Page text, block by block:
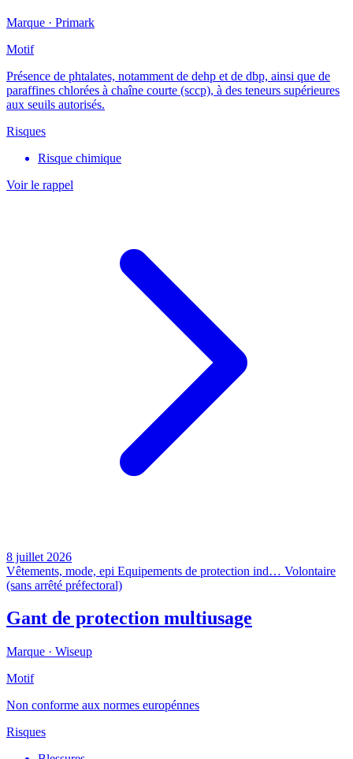
Marque · Primark
Motif
Présence de phtalates, notamment de dehp et de dbp, ainsi que de
paraffines chlorées à chaîne courte (sccp), à des teneurs supérieures
aux seuils autorisés.
Risques
Risque chimique
Voir le rappel
8 juillet 2026
Vêtements, mode, epi Equipements de protection ind… Volontaire
(sans arrêté préfectoral)
Gant de protection multiusage
Marque · Wiseup
Motif
Non conforme aux normes europénnes
Risques